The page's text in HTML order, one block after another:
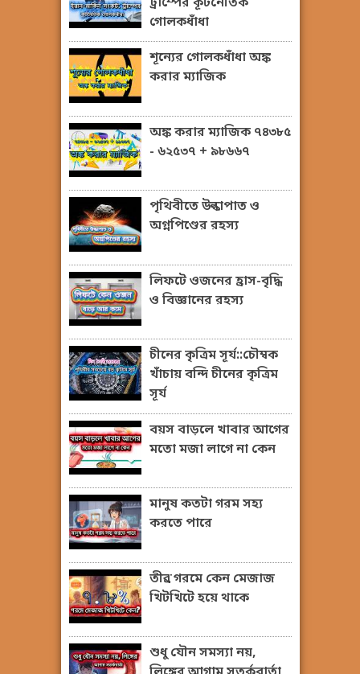
গোলকধাঁধা
শূন্যের গোলকধাঁধা অঙ্ক
করার ম্যাজিক
অঙ্ক করার ম্যাজিক ৭৪৩৮৫
- ৬২৫৩৭ + ৯৮৬৬৭
পৃথিবীতে উল্কাপাত ও
অগ্নপিণ্ডের রহস্য
লিফটে ওজনের হ্রাস-বৃদ্ধি
ও বিজ্ঞানের রহস্য
চীনের কৃত্রিম সূর্য::চৌম্বক
খাঁচায় বন্দি চীনের কৃত্রিম
সূর্য
বয়স বাড়লে খাবার আগের
মতো মজা লাগে না কেন
মানুষ কতটা গরম সহ্য
করতে পারে
তীব্র গরমে কেন মেজাজ
খিটখিটে হয়ে থাকে
শুধু যৌন সমস্যা নয়,